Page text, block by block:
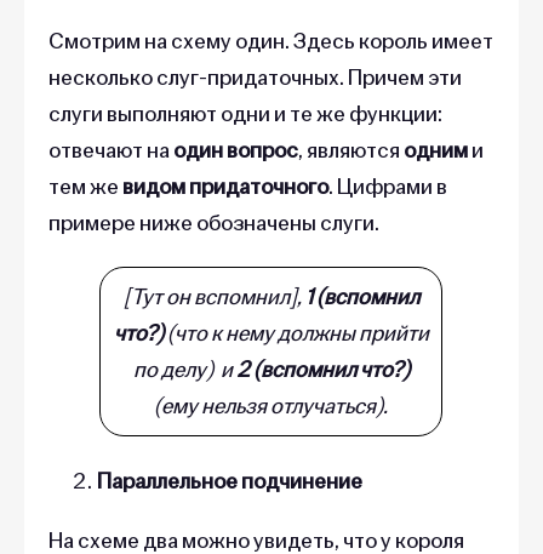
Смотрим на схему один. Здесь король имеет
несколько слуг-придаточных. Причем эти
слуги выполняют одни и те же функции:
отвечают наодин вопрос, являются одними
тем же видом придаточного. Цифрами в
примере ниже обозначены слуги.
[Тут он вспомнил], 1 (вспомнил
что?)(что к нему должны прийти
по делу) и2 (вспомнил что?)
(ему нельзя отлучаться).
Параллельное подчинение
На схеме два можно увидеть, что у короля